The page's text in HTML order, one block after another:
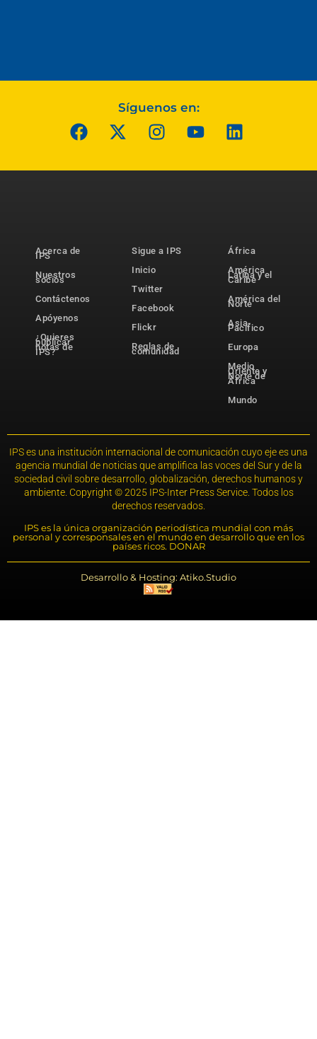
Síguenos en:
Acerca de
IPS
Nuestros
socios
Contáctenos
Apóyenos
¿Quieres
publicar
notas de
IPS?
Sigue a IPS
Inicio
Twitter
Facebook
Flickr
Reglas de
comunidad
África
América
Latina y el
Caribe
América del
Norte
Asia-
Pacífico
Europa
Medio
Oriente y
Norte de
África
Mundo
IPS es una institución internacional de comunicación cuyo eje es una
agencia mundial de noticias que amplifica las voces del Sur y de la
sociedad civil sobre desarrollo, globalización, derechos humanos y
ambiente. Copyright © 2025 IPS-Inter Press Service. Todos los
derechos reservados.
IPS es la única organización periodística mundial con más
personal y corresponsales en el mundo en desarrollo que en los
países ricos. DONAR
Desarrollo & Hosting: Atiko.Studio